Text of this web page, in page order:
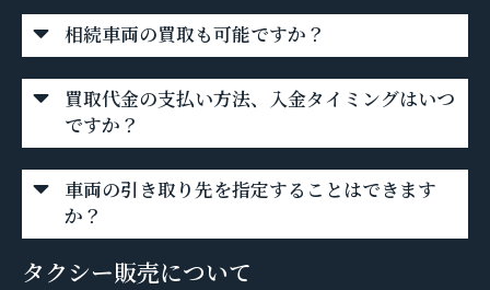
相続車両の買取も可能ですか？
買取代金の支払い方法、入金タイミングはいつ
ですか？
車両の引き取り先を指定することはできます
か？
タクシー販売について